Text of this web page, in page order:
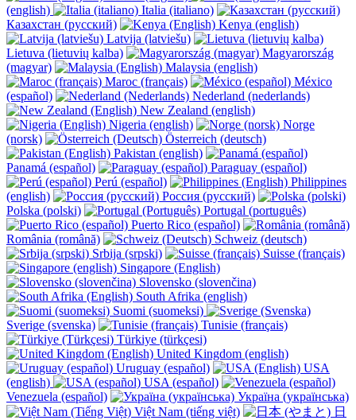
(english)
Italia (italiano)
Казахстан (русский)
Kenya (english)
Latvija (latviešu)
Lietuva (lietuvių kalba)
Magyarország
(magyar)
Malaysia (english)
Maroc (français)
México
(español)
Nederland (nederlands)
New Zealand (english)
Nigeria (english)
Norge
(norsk)
Österreich (deutsch)
Pakistan (english)
Panamá (español)
Paraguay (español)
Perú (español)
Philippines
(english)
Россия (русский)
Polska (polski)
Portugal (português)
Puerto Rico (español)
România (română)
Schweiz (deutsch)
Srbija (srpski)
Suisse (français)
Singapore (English)
Slovensko (slovenčina)
South Afrika (english)
Suomi (suomeksi)
Sverige (svenska)
Tunisie (français)
Türkiye (türkçesi)
United Kingdom (english)
Uruguay (español)
USA
(english)
USA (español)
Venezuela (español)
Україна (українська)
Việt Nam (tiếng việt)
日